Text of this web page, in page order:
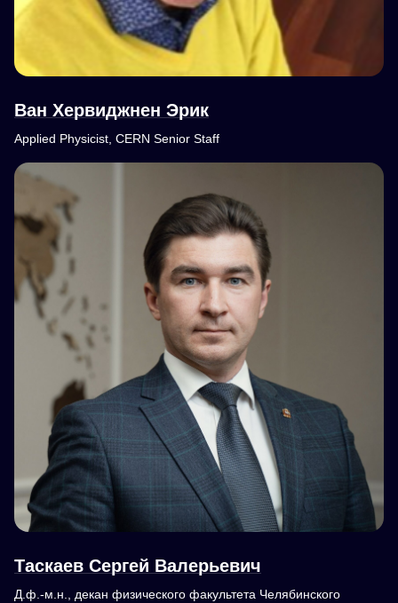
Ван Хервиджнен Эрик
Applied Physicist, CERN Senior Staff
Таскаев Сергей Валерьевич
Д.ф.-м.н., декан физического факультета Челябинского